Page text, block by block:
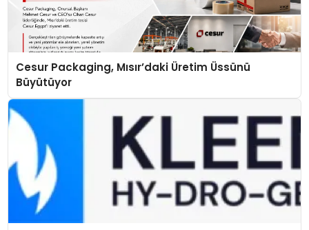
Cesur Packaging, Mısır’daki Üretim Üssünü
Büyütüyor